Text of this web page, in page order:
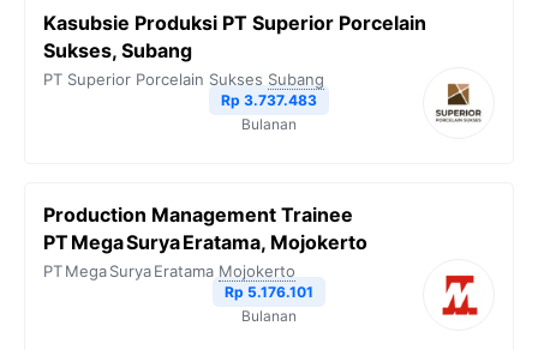
Kasubsie Produksi PT Superior Porcelain
Sukses, Subang
PT Superior Porcelain Sukses Subang
Rp 3.737.483
Bulanan
Production Management Trainee
PT Mega Surya Eratama, Mojokerto
PT Mega Surya Eratama Mojokerto
Rp 5.176.101
Bulanan